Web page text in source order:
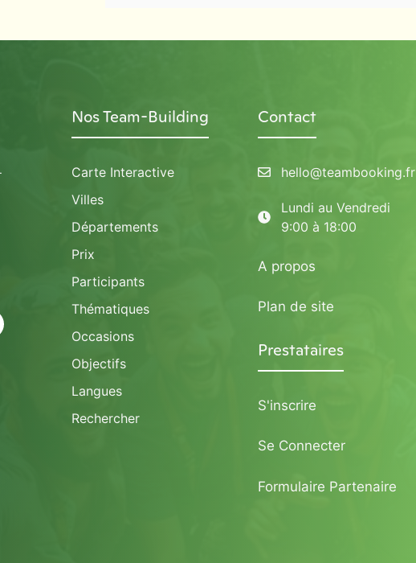
Nos Team-Building
Carte Interactive
Villes
Départements
Prix
Participants
Thématiques
Occasions
Objectifs
Langues
Rechercher
Contact
hello@teambooking.fr
Lundi au Vendredi
9:00 à 18:00
A propos
Plan de site
Prestataires
S'inscrire
Se Connecter
Formulaire Partenaire